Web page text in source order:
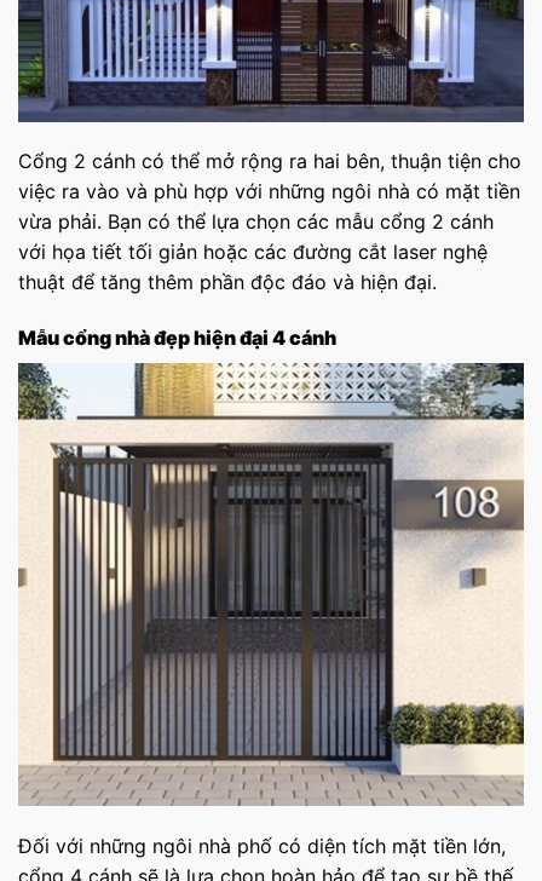
Cổng 2 cánh có thể mở rộng ra hai bên, thuận tiện cho
việc ra vào và phù hợp với những ngôi nhà có mặt tiền
vừa phải. Bạn có thể lựa chọn các mẫu cổng 2 cánh
với họa tiết tối giản hoặc các đường cắt laser nghệ
thuật để tăng thêm phần độc đáo và hiện đại.
Mẫu cổng nhà đẹp hiện đại 4 cánh
Đối với những ngôi nhà phố có diện tích mặt tiền lớn,
cổng 4 cánh sẽ là lựa chọn hoàn hảo để tạo sự bề thế